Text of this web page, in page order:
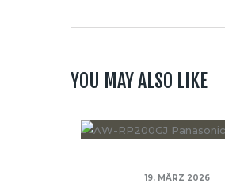
YOU MAY ALSO LIKE
19. MÄRZ 2026